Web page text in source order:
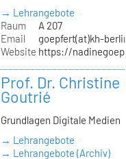
→ Lehrangebote
Raum
A 207
Email
goepfert(at)kh-
Website https://
Prof. Dr. Christine
Goutrié
Grundlagen Digitale Medien
→ Lehrangebote
→ Lehrangebote (Archiv)